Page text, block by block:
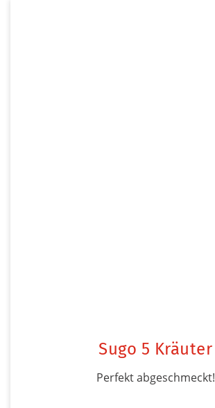
Sugo 5 Kräuter
Perfekt abgeschmeckt!